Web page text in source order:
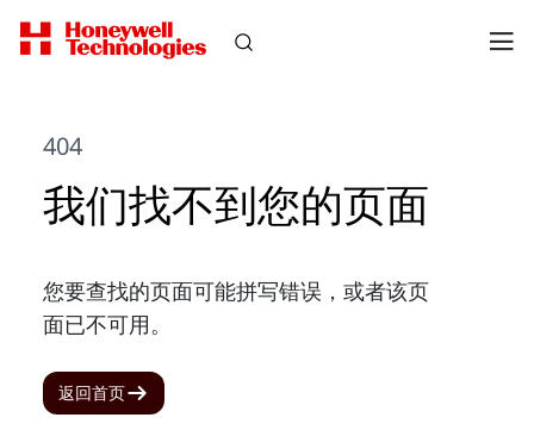
404
我们找不到您的页面
您要查找的页面可能拼写错误，或者该页
面已不可用。
返回首页